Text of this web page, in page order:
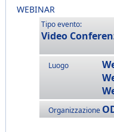
WEBINAR
Tipo evento:
Video
Luogo
Organizzazione